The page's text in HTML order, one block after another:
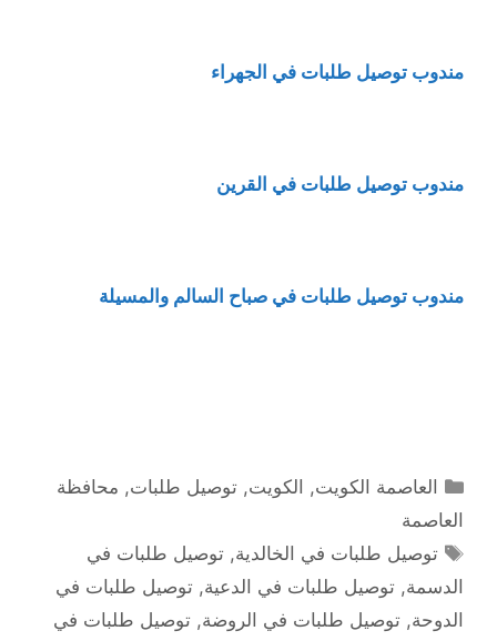
مندوب توصيل طلبات في الجهراء
مندوب توصيل طلبات في القرين
مندوب توصيل طلبات في صباح السالم والمسيلة
التصنيفات
العاصمة الكويت, الكويت,توصيل طلبات, محافظة
العاصمة
الوسوم
توصيل طلبات في الخالدية,توصيل طلبات في
الدسمة, توصيل طلبات في الدعية, توصيل طلبات في
الدوحة, توصيل طلبات في الروضة, توصيل طلبات في